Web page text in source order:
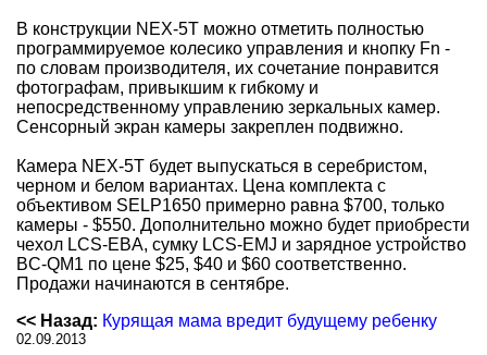
В конструкции NEX-5T можно отметить полностью
программируемое колесико управления и кнопку Fn -
по словам производителя, их сочетание понравится
фотографам, привыкшим к гибкому и
непосредственному управлению зеркальных камер.
Сенсорный экран камеры закреплен подвижно.
Камера NEX-5T будет выпускаться в серебристом,
черном и белом вариантах. Цена комплекта с
объективом SELP1650 примерно равна $700, только
камеры - $550. Дополнительно можно будет приобрести
чехол LCS-EBA, сумку LCS-EMJ и зарядное устройство
BC-QM1 по цене $25, $40 и $60 соответственно.
Продажи начинаются в сентябре.
<< Назад: Курящая мама вредит будущему ребенку
02.09.2013